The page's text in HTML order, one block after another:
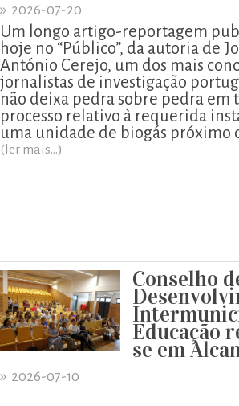
» 2026-07-20
Um longo artigo-reportagem
hoje no “Público”, da autoria de
António Cerejo, um dos mais
jornalistas de investigação
não deixa pedra sobre pedra em
processo relativo à requerida
uma unidade de biogás próximo
(ler mais...)
Conselho
Educação
se em
» 2026-07-10